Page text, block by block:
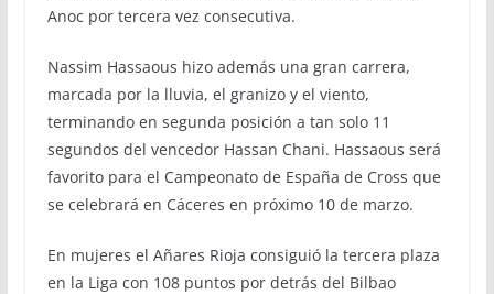
Anoc por tercera vez consecutiva.
Nassim Hassaous hizo además una gran carrera,
marcada por la lluvia, el granizo y el viento,
terminando en segunda posición a tan solo 11
segundos del vencedor Hassan Chani. Hassaous será
favorito para el Campeonato de España de Cross que
se celebrará en Cáceres en próximo 10 de marzo.
En mujeres el Añares Rioja consiguió la tercera plaza
en la Liga con 108 puntos por detrás del Bilbao